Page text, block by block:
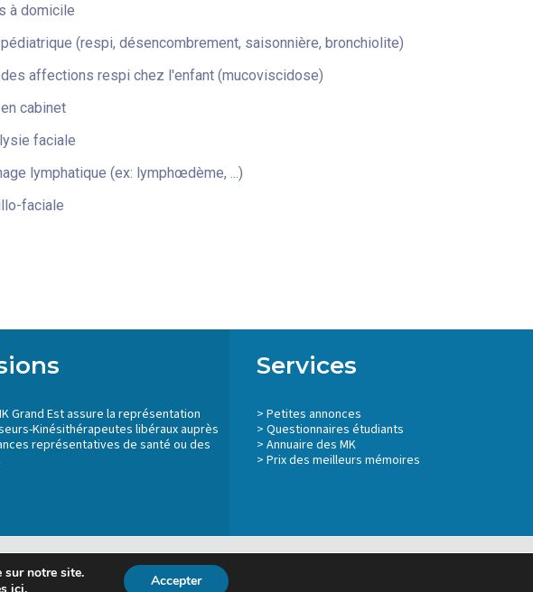
à domicile
pédiatrique (respi, désencombrement, saisonnière, bronchiolite)
des affections respi chez l'enfant (mucoviscidose)
cabinet
faciale
lymphatique (ex: lymphœdème, ...)
faciale
Grand Est assure la représentation
Kinésithérapeutes libéraux auprès
représentatives de santé ou des
Services
> Petites annonces
> Questionnaires étudiants
> Annuaire des MK
> Prix des meilleurs mémoires
sur notre site.
Accepter